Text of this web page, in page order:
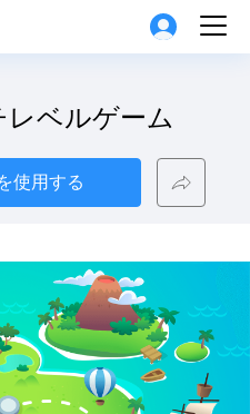
ベルゲーム
使用する